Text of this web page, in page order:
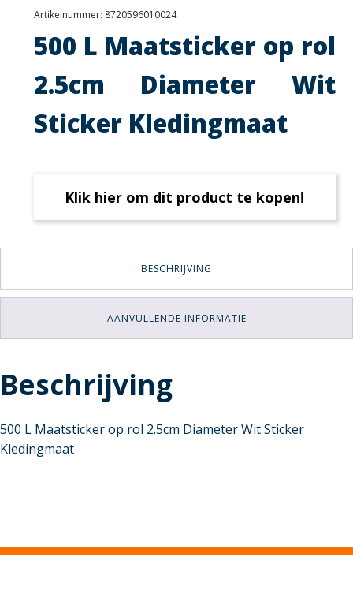
Artikelnummer: 8720596010024
500 L Maatsticker op rol
2.5cm Diameter Wit
Sticker Kledingmaat
Klik hier om dit product te kopen!
BESCHRIJVING
AANVULLENDE INFORMATIE
Beschrijving
500 L Maatsticker op rol 2.5cm Diameter Wit Sticker
Kledingmaat